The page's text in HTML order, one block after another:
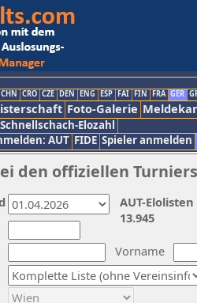
CHN CRO CZE DEN ENG ESP FAI FIN FRA GER
Foto-Galerie
Schnellschach-Elozahl
AUT FIDE Spieler anmelden
den offiziellen
Vorname
AUT-
13.945